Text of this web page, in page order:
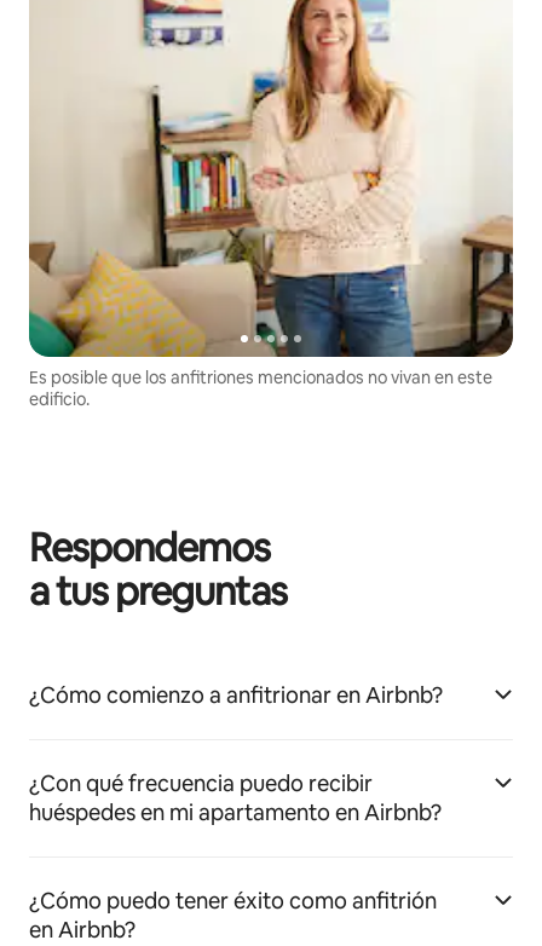
Es posible que los anfitriones mencionados no vivan en este
edificio.
Respondemos
a tus preguntas
¿Cómo comienzo a anfitrionar en Airbnb?
¿Con qué frecuencia puedo recibir
huéspedes en mi apartamento en Airbnb?
¿Cómo puedo tener éxito como anfitrión
en Airbnb?